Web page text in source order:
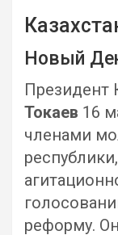
Новый
Президент
Токаев 16
членами
реформу.